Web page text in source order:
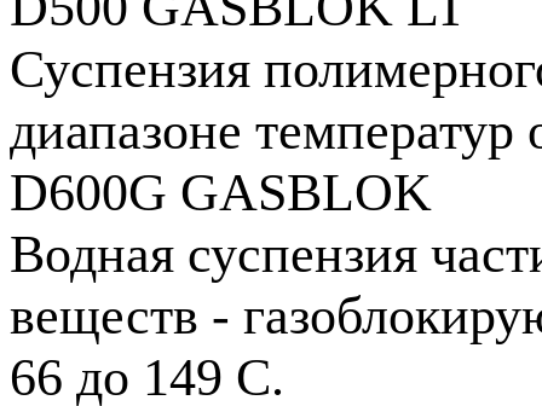
Суспензия
диапазоне температур
D600G GASBLOK
Водная суспензия
веществ -
66 до 149 С.